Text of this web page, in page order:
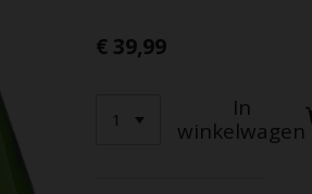
€ 39,99
In
winkelwagen